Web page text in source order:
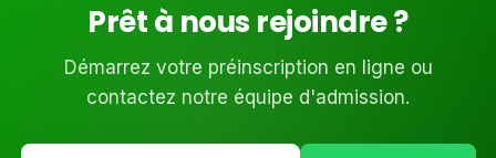
Prêt à nous rejoindre ?
Démarrez votre préinscription en ligne ou
contactez notre équipe d'admission.